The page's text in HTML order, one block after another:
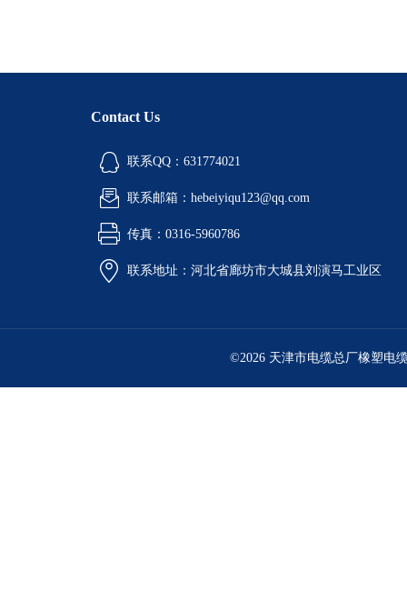
Contact Us
联系QQ：631774021
联系邮箱：hebeiyiqu123@qq.com
传真：0316-5960786
联系地址：河北省廊坊市大城县刘演马工业区
©2026 天津市电缆总厂橡塑电